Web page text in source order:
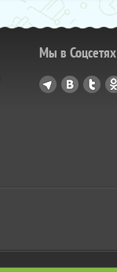
Мы в Соцсетях